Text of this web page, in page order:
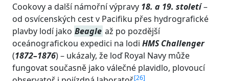
Cookovy a další námořní výpravy 18. a 19. století–
od osvícenských cest v Pacifiku přes hydrografické
plavby lodí jako Beagle až po pozdější
oceánografickou expedici na lodi HMS Challenger
(1872–1876) – ukázaly, že loď Royal Navy může
fungovat současně jako válečné plavidlo, plovoucí
[26]